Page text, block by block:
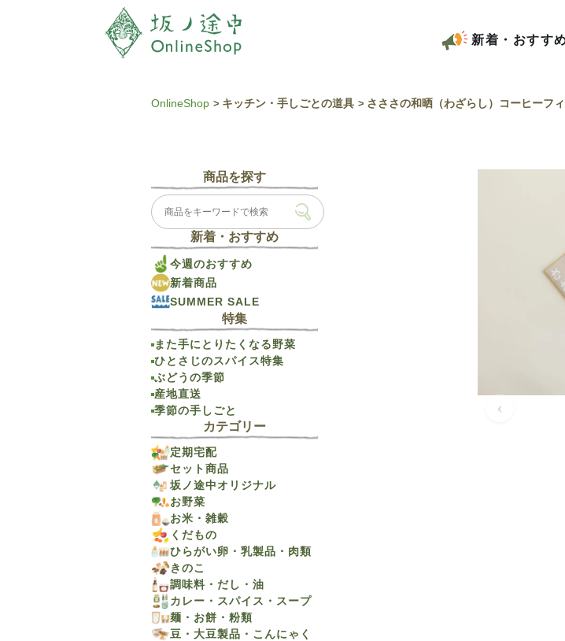
新着・おすす
OnlineShop キッチン・手しごとの道具 さささの和晒（わざらし）コーヒーフ
商品を探す
新着・おすすめ
今週のおすすめ
新着商品
SUMMER SALE
特集
また手にとりたくなる野菜
ひとさじのスパイス特集
ぶどうの季節
産地直送
季節の手しごと
カテゴリー
定期宅配
セット商品
坂ノ途中オリジナル
お野菜
お米・雑穀
くだもの
ひらがい卵・乳製品・肉類
きのこ
調味料・だし・油
カレー・スパイス・スープ
麺・お餅・粉類
豆・大豆製品・こんにゃく